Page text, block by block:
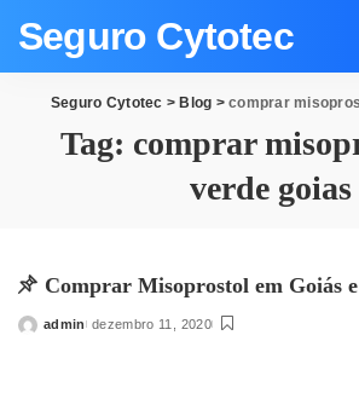
Seguro Cytotec
Seguro Cytotec > Blog >comprar
Tag: comprar
verde goias
Comprar Misoprostol em Goiás
Posted
admin dezembro 11, 2020